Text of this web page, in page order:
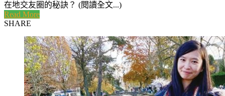
在地交友圈的秘訣？ (閱讀全文...)
Read More
SHARE